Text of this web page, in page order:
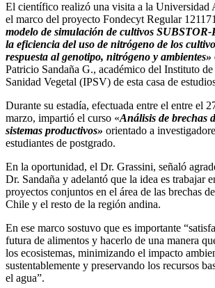
El científico realizó una visita a la Universidad
el marco del proyecto Fondecyt Regular
modelo de simulación de cultivos
la eficiencia del uso de nitrógeno de los
respuesta al genotipo, nitrógeno y ambientes»
Patricio Sandaña G., académico del Instituto
Sanidad Vegetal (IPSV) de esta casa de
Durante su estadía, efectuada entre el entre el
marzo, impartió el curso «Análisis de brechas
sistemas productivos» orientado a
estudiantes de postgrado.
En la oportunidad, el Dr. Grassini, señaló
Dr. Sandaña y adelantó que la idea es trabajar
proyectos conjuntos en el área de las brechas
Chile y el resto de la región andina.
En ese marco sostuvo que es importante
futura de alimentos y hacerlo de una manera
los ecosistemas, minimizando el impacto
sustentablemente y preservando los recursos
el agua”.